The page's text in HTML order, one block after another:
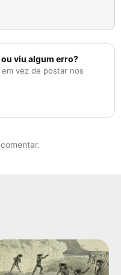
viu algum erro?
vez de postar nos